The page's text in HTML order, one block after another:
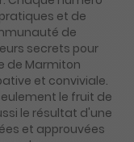
et de
de
secrets pour
de Marmiton
et conviviale.
le fruit de
le résultat d'une
et approuvées